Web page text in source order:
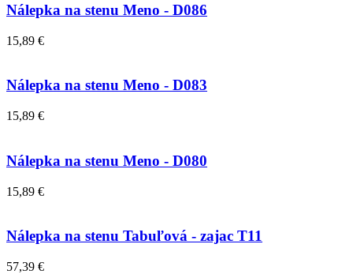
Nálepka na stenu Meno - D086
15,89 €
Nálepka na stenu Meno - D083
15,89 €
Nálepka na stenu Meno - D080
15,89 €
Nálepka na stenu Tabuľová - zajac T11
57,39 €